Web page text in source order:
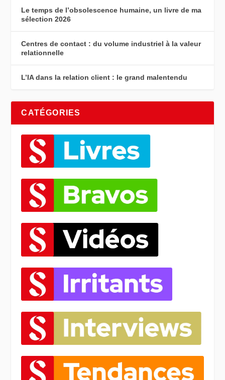
Le temps de l’obsolescence humaine, un livre de ma
sélection 2026
Centres de contact : du volume industriel à la valeur
relationnelle
L’IA dans la relation client : le grand malentendu
CATÉGORIES